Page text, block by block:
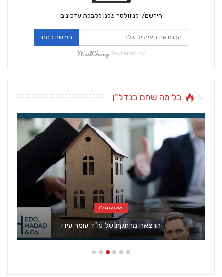
הירשם/י לניוזלטר שלנו לקבלת עדכונים
הירשם כמנוי
Powered by
כל מה שחם בנדל"ן
אספרסו נדל"ן
הרצאה מרתקת של עו"ד עומר עידו